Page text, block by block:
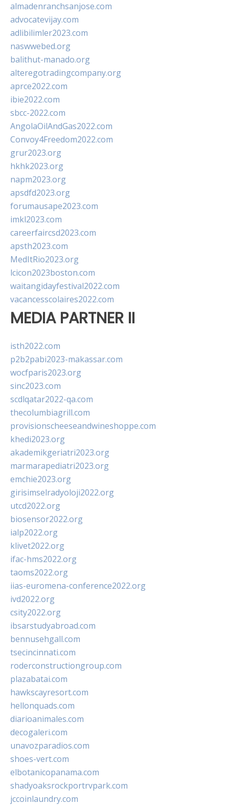
almadenranchsanjose.com
advocatevijay.com
adlibilimler2023.com
naswwebed.org
balithut-manado.org
alteregotradingcompany.org
aprce2022.com
ibie2022.com
sbcc-2022.com
AngolaOilAndGas2022.com
Convoy4Freedom2022.com
grur2023.org
hkhk2023.org
napm2023.org
apsdfd2023.org
forumausape2023.com
imkl2023.com
careerfaircsd2023.com
apsth2023.com
MedItRio2023.org
lcicon2023boston.com
waitangidayfestival2022.com
vacancesscolaires2022.com
MEDIA PARTNER II
isth2022.com
p2b2pabi2023-makassar.com
wocfparis2023.org
sinc2023.com
scdlqatar2022-qa.com
thecolumbiagrill.com
provisionscheeseandwineshoppe.com
khedi2023.org
akademikgeriatri2023.org
marmarapediatri2023.org
emchie2023.org
girisimselradyoloji2022.org
utcd2022.org
biosensor2022.org
ialp2022.org
klivet2022.org
ifac-hms2022.org
taoms2022.org
iias-euromena-conference2022.org
ivd2022.org
csity2022.org
ibsarstudyabroad.com
bennusehgall.com
tsecincinnati.com
roderconstructiongroup.com
plazabatai.com
hawkscayresort.com
hellonquads.com
diarioanimales.com
decogaleri.com
unavozparadios.com
shoes-vert.com
elbotanicopanama.com
shadyoaksrockportrvpark.com
jccoinlaundry.com